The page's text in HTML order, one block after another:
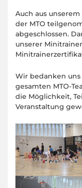
Auch aus
der MTO
abgeschlossen.
unserer
Wir bedanken
gesamten MTO-
die Möglichkeit,
Veranstaltung